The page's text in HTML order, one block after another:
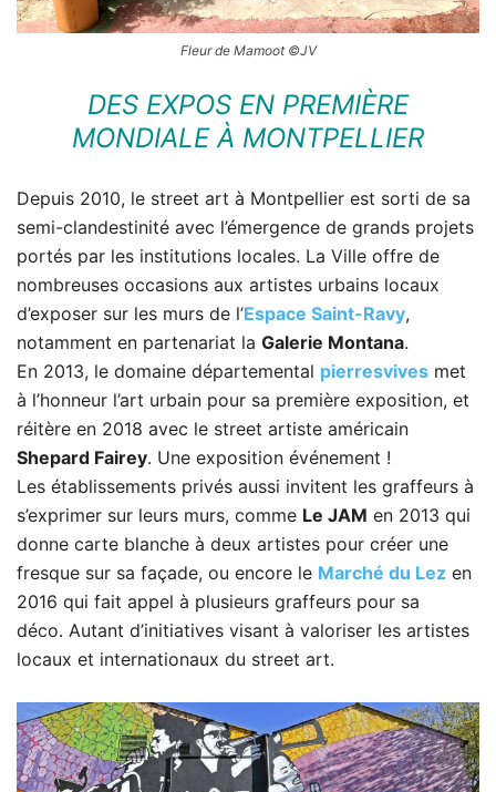
Fleur de Mamoot ©JV
DES EXPOS EN PREMIÈRE
MONDIALE À MONTPELLIER
Depuis 2010, le street art à Montpellier est sorti de sa
semi-clandestinité avec l’émergence de grands projets
portés par les institutions locales. La Ville offre de
nombreuses occasions aux artistes urbains locaux
d’exposer sur les murs de l’Espace Saint-Ravy,
notamment en partenariat la Galerie Montana.
En 2013, le domaine départemental pierresvives met
à l’honneur l’art urbain pour sa première exposition, et
réitère en 2018 avec le street artiste américain
Shepard Fairey. Une exposition événement !
Les établissements privés aussi invitent les graffeurs à
s’exprimer sur leurs murs, comme Le JAM en 2013 qui
donne carte blanche à deux artistes pour créer une
fresque sur sa façade, ou encore le Marché du Lez en
2016 qui fait appel à plusieurs graffeurs pour sa
déco. Autant d’initiatives visant à valoriser les artistes
locaux et internationaux du street art.